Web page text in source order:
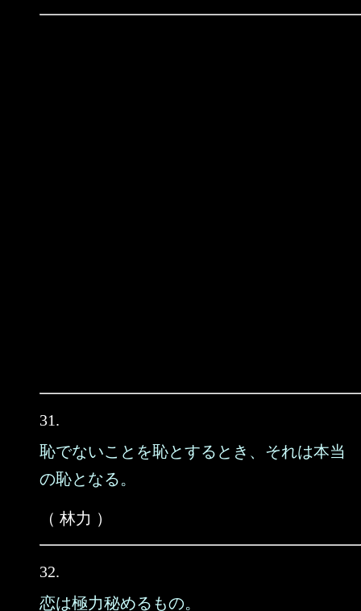
31.
恥でないことを恥とするとき、それは本当
の恥となる。
（ 林力 ）
32.
恋は極力秘めるもの。